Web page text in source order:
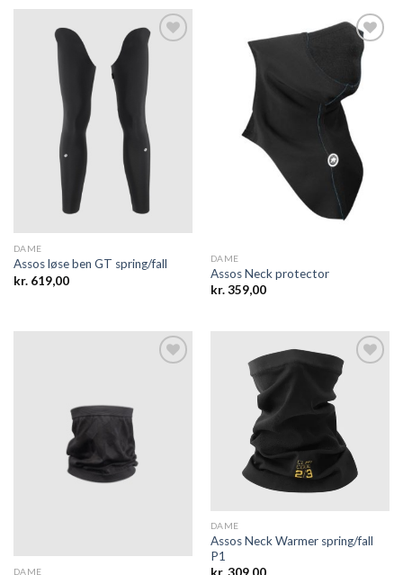
DAME
Assos løse ben GT spring/fall
kr.619,00
Add to
wishlist
DAME
Assos Neck protector
kr.359,00
DAME
DAME
Assos Neck Warmer spring/fall
P1